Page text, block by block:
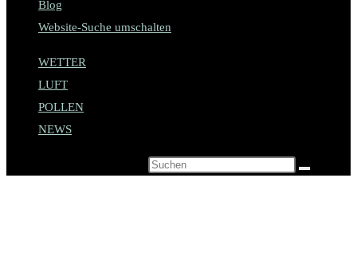
Blog
Website-Suche umschalten
WETTER
LUFT
POLLEN
NEWS